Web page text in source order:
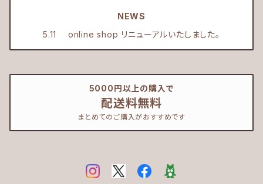
NEWS
5.11 online shop リニューアルいたしました。
5000円以上の購入で
配送料無料
まとめてのご購入がおすすめです